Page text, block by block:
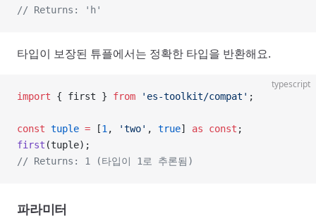
// Returns: 'h'
타입이 보장된 튜플에서는 정확한 타입을 반환해요.
typescript
import { first } from 'es-toolkit/compat' ;
const tuple = [1 , 'two' , true] as const ;
first (tuple);
// Returns: 1 (타입이 1로 추론됨)
파라미터